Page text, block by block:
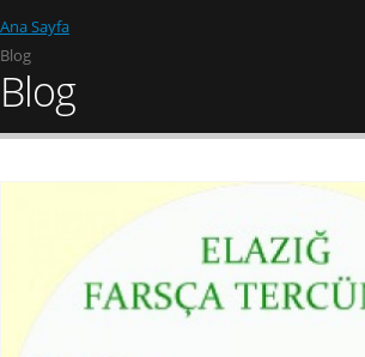
Ana Sayfa
Blog
Blog